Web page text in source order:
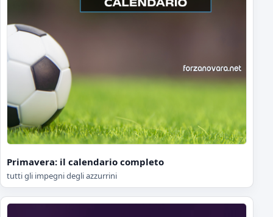
Primavera: il calendario completo
tutti gli impegni degli azzurrini